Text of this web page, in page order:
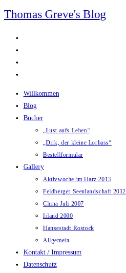
Zum
Inhalt
Thomas Greve's Blog
Willkommen
Blog
Bücher
„Lust aufs Leben“
„Dirk, der kleine Lorbass“
Bestellformular
Gallery
Aktivwoche im Harz 2013
Feldberger Seenlandschaft 2012
China Juli 2007
Irland 2000
Hansestadt Rostock
Allgemein
Kontakt / Impressum
Datenschutz